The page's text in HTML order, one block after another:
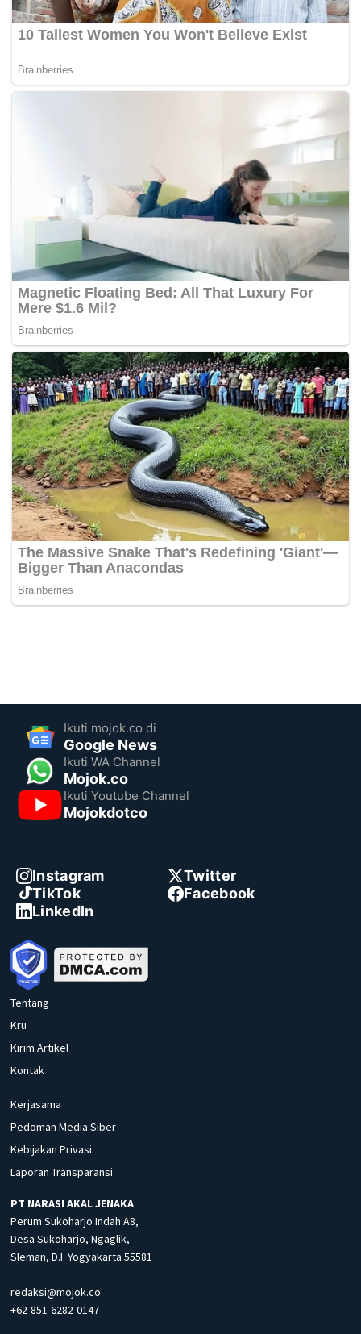
Ikuti mojok.co di
Google News
Ikuti WA Channel
Mojok.co
Ikuti Youtube Channel
Mojokdotco
Instagram
Twitter
TikTok
Facebook
LinkedIn
Tentang
Kru
Kirim Artikel
Kontak
Kerjasama
Pedoman Media Siber
Kebijakan Privasi
Laporan Transparansi
PT NARASI AKAL JENAKA
Perum Sukoharjo Indah A8,
Desa Sukoharjo, Ngaglik,
Sleman, D.I. Yogyakarta 55581
redaksi@mojok.co
+62-851-6282-0147